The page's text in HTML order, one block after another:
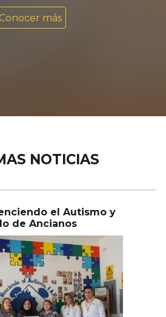
Conocer más
NOTICIAS
el Autismo y
de Ancianos